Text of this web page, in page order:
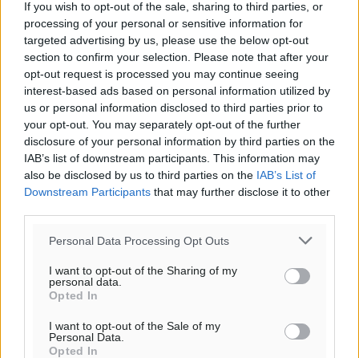
If you wish to opt-out of the sale, sharing to third parties, or
processing of your personal or sensitive information for
targeted advertising by us, please use the below opt-out
section to confirm your selection. Please note that after your
opt-out request is processed you may continue seeing
interest-based ads based on personal information utilized by
us or personal information disclosed to third parties prior to
your opt-out. You may separately opt-out of the further
disclosure of your personal information by third parties on the
IAB’s list of downstream participants. This information may
also be disclosed by us to third parties on the IAB’s List of
Downstream Participants that may further disclose it to other
Personal Data Processing Opt Outs
I want to opt-out of the Sharing of my
personal data.
Opted In
I want to opt-out of the Sale of my
Personal Data.
Opted In
Το E-mail δεν θα δημοσιευτεί.
Πρέπει να συμπληρωθούν όλα τα πεδία για την
υποβολή του σχολίου.
Όνοματεπώνυμο Email
Φύλαξε τα στοιχεία μου για την επόμενη φορά.